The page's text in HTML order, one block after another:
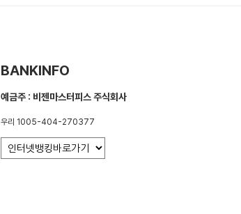
BANKINFO
예금주 : 비젠마스터피스 주식회사
우리 1005-404-270377